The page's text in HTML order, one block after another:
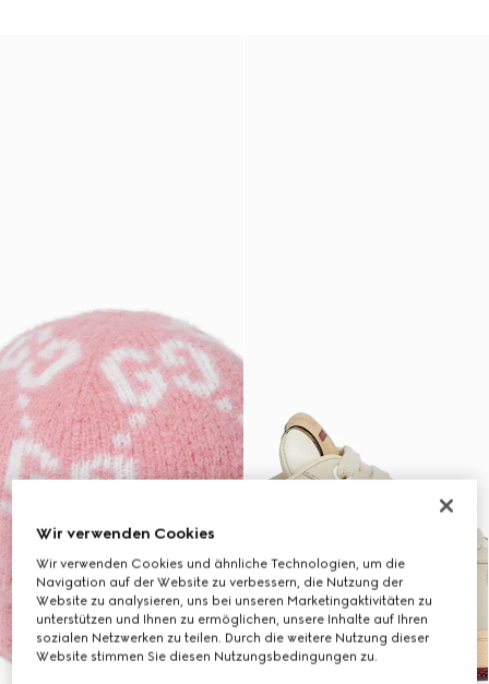
Wir verwenden Cookies
Wir verwenden Cookies und ähnliche Technologien, um die
Navigation auf der Website zu verbessern, die Nutzung der
Website zu analysieren, uns bei unseren Marketingaktivitäten zu
unterstützen und Ihnen zu ermöglichen, unsere Inhalte auf Ihren
sozialen Netzwerken zu teilen. Durch die weitere Nutzung dieser
Website stimmen Sie diesen Nutzungsbedingungen zu.